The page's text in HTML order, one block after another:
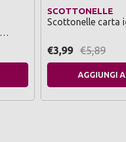
SCOTTONELLE
Scottonelle carta
€3,99 €5,89
AGGIUNGI